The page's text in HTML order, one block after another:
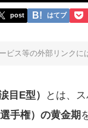
post はてブ
ス等の外部リンクに
目E型）
とは、
手権）の黄金期